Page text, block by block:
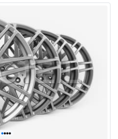
••••